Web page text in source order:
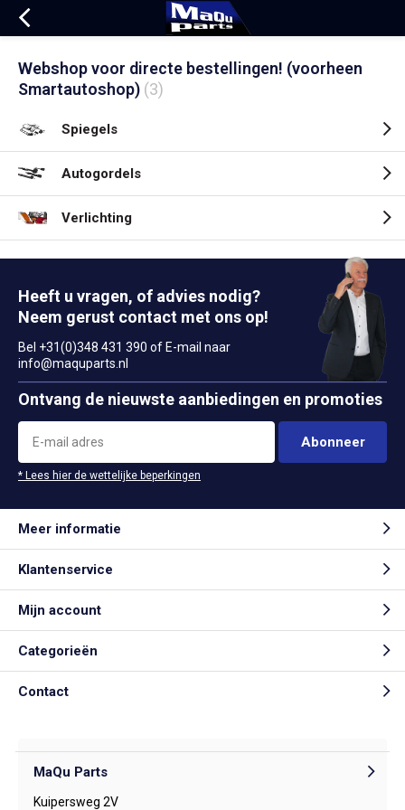
Webshop voor directe bestellingen! (voorheen
Smartautoshop) (3)
Spiegels
Autogordels
Verlichting
Heeft u vragen, of advies nodig?
Neem gerust contact met ons op!
Bel +31(0)348 431 390 of E-mail naar
info@maquparts.nl
Ontvang de nieuwste aanbiedingen en promoties
Abonneer
* Lees hier de wettelijke beperkingen
Meer informatie
Klantenservice
Mijn account
Categorieën
Contact
MaQu Parts
Kuipersweg 2V